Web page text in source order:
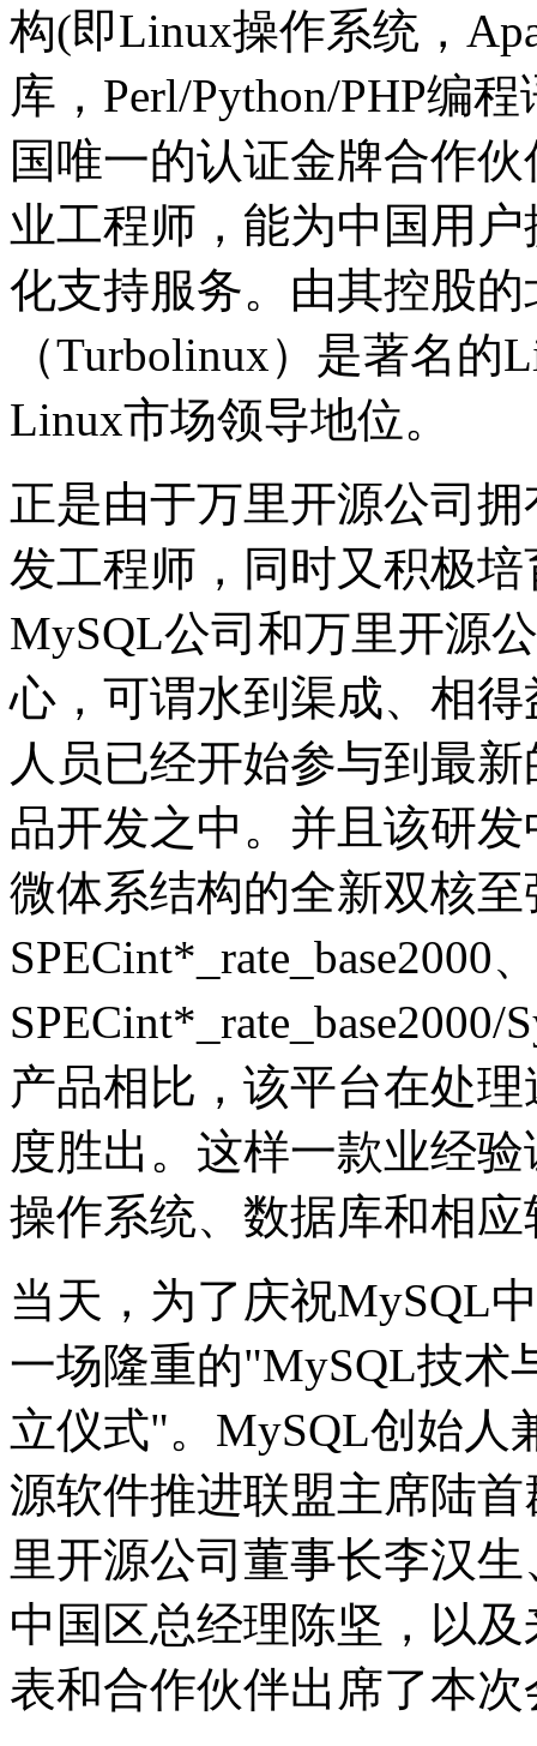
构(即Linux操作系统，
库，Perl/Python/PHP编
国唯一的认证金牌合作
业工程师，能为中国用
化支持服务。由其控股
（Turbolinux）是著名
Linux市场领导地位。
正是由于万里开源公司
发工程师，同时又积极
MySQL公司和万里开源
心，可谓水到渠成、相
人员已经开始参与到最
品开发之中。并且该研
微体系结构的全新双核
SPECint*_rate_base2000
产品相比，该平台在处
度胜出。这样一款业经
操作系统、数据库和相
当天，为了庆祝MySQL
一场隆重的"MySQL技术
立仪式"。MySQL创始人
源软件推进联盟主席陆
里开源公司董事长李汉
中国区总经理陈坚，以
表和合作伙伴出席了本次